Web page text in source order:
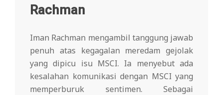
Rachman
Iman Rachman mengambil tanggung jawab
penuh atas kegagalan meredam gejolak
yang dipicu isu MSCI. Ia menyebut ada
kesalahan komunikasi dengan MSCI yang
memperburuk sentimen. Sebagai